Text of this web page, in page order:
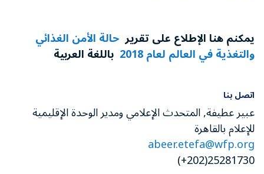
يمكنم هنا الإطلاع على تقرير حالة الأمن الغذائي
والتغذية في العالم لعام 2018 باللغة العربية
اتصل بنا
عبير عطيفة, المتحدث الإعلامي ومدير الوحدة الإقليمية
للإعلام بالقاهرة
abeer.etefa@wfp.org
25281730(202+)